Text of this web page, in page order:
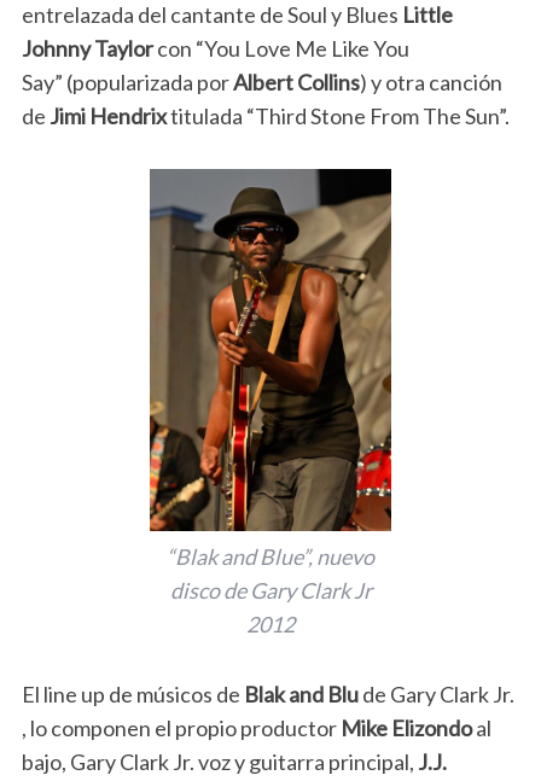
entrelazada del cantante de Soul y Blues Little
Johnny Taylorcon “You Love Me Like You
Say” (popularizada porAlbert Collins) y otra canción
de Jimi Hendrixtitulada “Third Stone From The Sun”.
“Blak and Blue”, nuevo
disco de Gary Clark Jr
2012
El line up de músicos de Blak and Blude Gary Clark Jr.
, lo componen el propio productor Mike Elizondoal
bajo, Gary Clark Jr. voz y guitarra principal, J.J.